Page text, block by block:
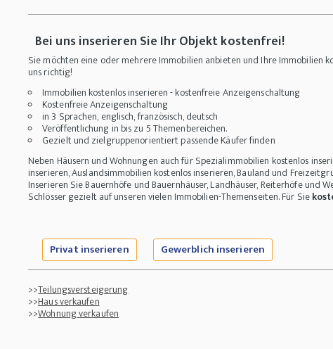
Bei uns inserieren Sie Ihr Objekt kostenfrei!
Sie möchten eine oder mehrere Immobilien anbieten und Ihre Immobilien
uns richtig!
Immobilien kostenlos inserieren - kostenfreie Anzeigenschaltung
Kostenfreie Anzeigenschaltung
in 3 Sprachen, englisch, französisch, deutsch
Veröffentlichung in bis zu 5 Themenbereichen.
Gezielt und zielgruppenorientiert passende Käufer finden
Neben Häusern und Wohnungen auch für Spezialimmobilien kostenlos
inserieren, Auslandsimmobilien kostenlos inserieren, Bauland und
Inserieren Sie Bauernhöfe und Bauernhäuser, Landhäuser, Reiterhöfe und
Schlösser gezielt auf unseren vielen Immobilien-Themenseiten. Für Sie
Privat inserieren Gewerblich inserieren
>>Teilungsversteigerung
>>Haus verkaufen
>>Wohnung verkaufen